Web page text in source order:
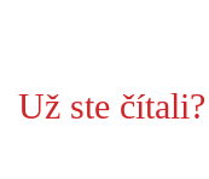
Už ste čítali?